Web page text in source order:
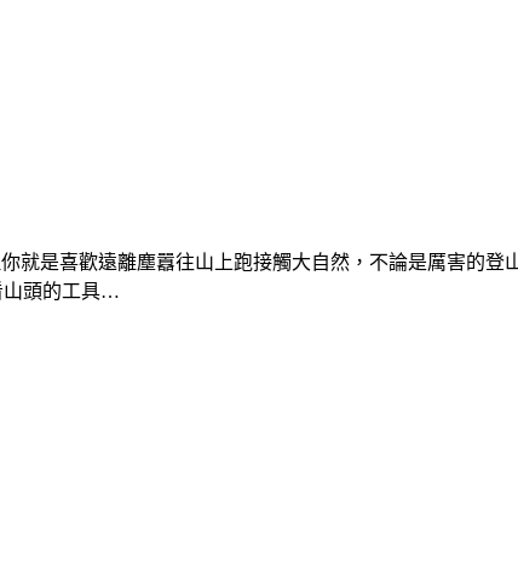
就是喜歡遠離塵囂往山上跑接觸大自然，不論是厲害的
山頭的工具…